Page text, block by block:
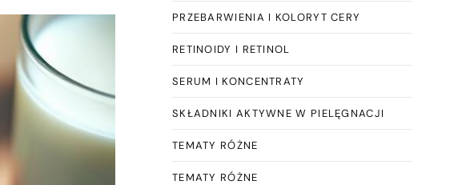
PRZEBARWIENIA I KOLORYT CERY
RETINOIDY I RETINOL
SERUM I KONCENTRATY
SKŁADNIKI AKTYWNE W PIELĘGNACJI
TEMATY RÓŻNE
TEMATY RÓŻNE